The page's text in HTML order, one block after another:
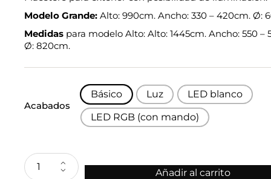
Modelo Grande: Alto: 990cm. Ancho: 330 – 420cm. Ø:
Medidas para modelo Alto: Alto: 1445cm. Ancho: 550 –
Ø: 820cm.
Acabados
Básico Luz
LED blanco
LED RGB (con mando)
Añadir al carrito